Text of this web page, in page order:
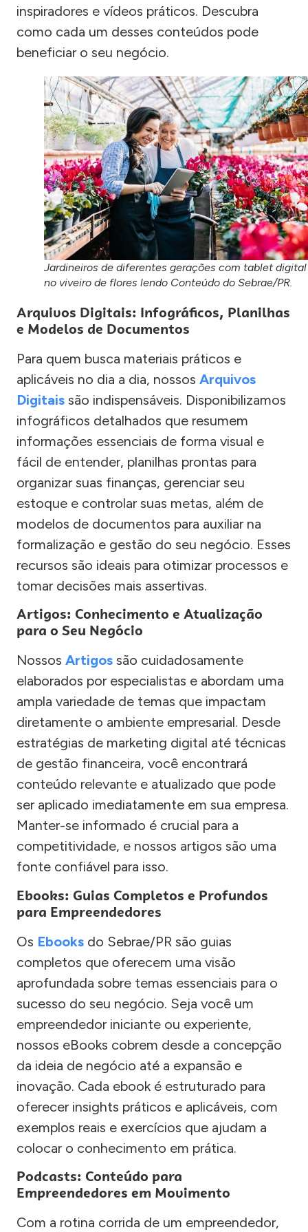
inspiradores e vídeos práticos. Descubra
como cada um desses conteúdos pode
beneficiar o seu negócio.
Jardineiros de diferentes gerações com tablet digital
no viveiro de flores lendo Conteúdo do Sebrae/PR.
Arquivos Digitais: Infográficos, Planilhas
e Modelos de Documentos
Para quem busca materiais práticos e
aplicáveis no dia a dia, nossos Arquivos
Digitais são indispensáveis. Disponibilizamos
infográficos detalhados que resumem
informações essenciais de forma visual e
fácil de entender, planilhas prontas para
organizar suas finanças, gerenciar seu
estoque e controlar suas metas, além de
modelos de documentos para auxiliar na
formalização e gestão do seu negócio. Esses
recursos são ideais para otimizar processos e
tomar decisões mais assertivas.
Artigos: Conhecimento e Atualização
para o Seu Negócio
Nossos Artigos são cuidadosamente
elaborados por especialistas e abordam uma
ampla variedade de temas que impactam
diretamente o ambiente empresarial. Desde
estratégias de marketing digital até técnicas
de gestão financeira, você encontrará
conteúdo relevante e atualizado que pode
ser aplicado imediatamente em sua empresa.
Manter-se informado é crucial para a
competitividade, e nossos artigos são uma
fonte confiável para isso.
Ebooks: Guias Completos e Profundos
para Empreendedores
Os Ebooks do Sebrae/PR são guias
completos que oferecem uma visão
aprofundada sobre temas essenciais para o
sucesso do seu negócio. Seja você um
empreendedor iniciante ou experiente,
nossos eBooks cobrem desde a concepção
da ideia de negócio até a expansão e
inovação. Cada ebook é estruturado para
oferecer insights práticos e aplicáveis, com
exemplos reais e exercícios que ajudam a
colocar o conhecimento em prática.
Podcasts: Conteúdo para
Empreendedores em Movimento
Com a rotina corrida de um empreendedor,